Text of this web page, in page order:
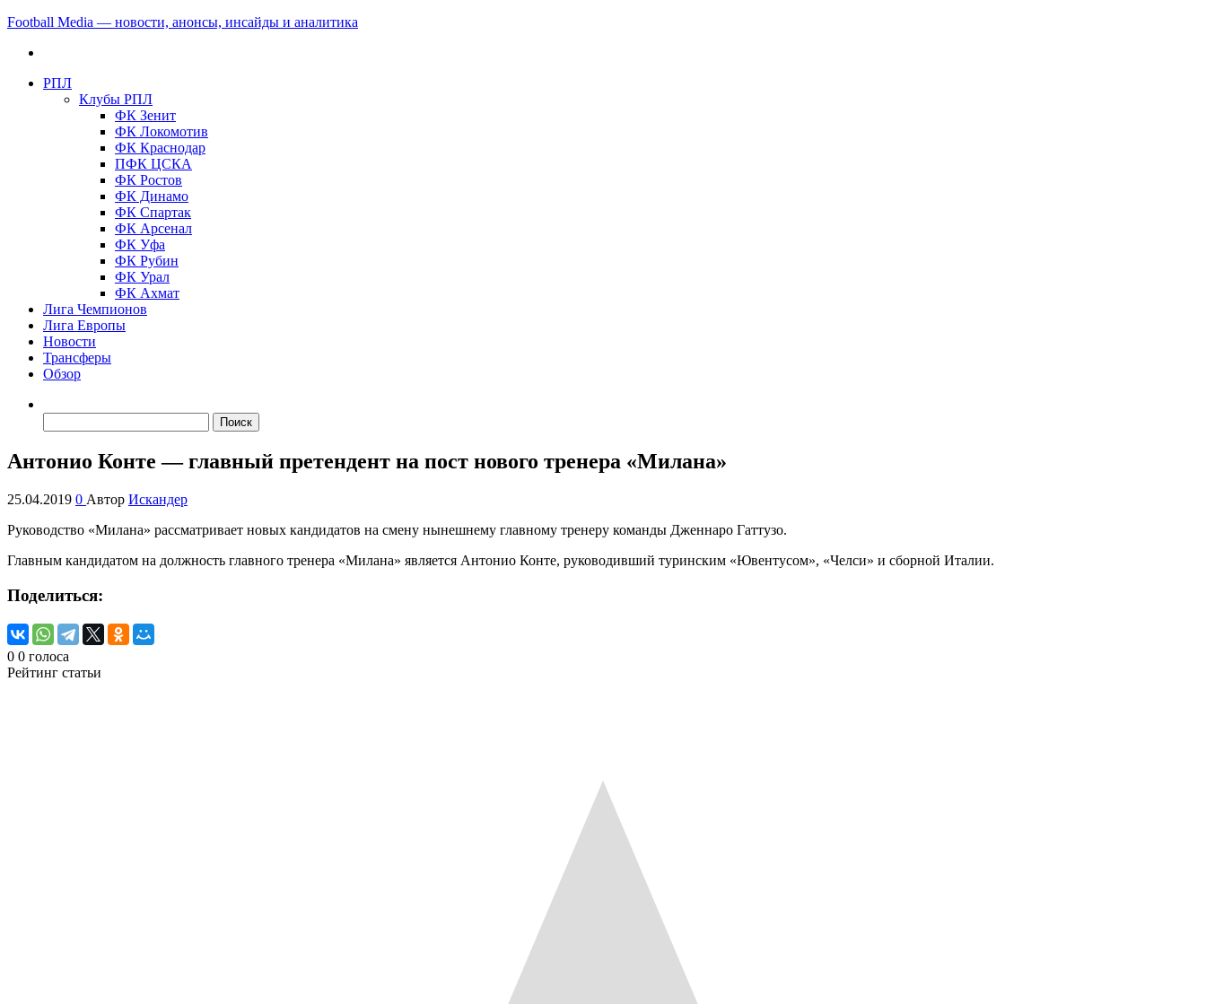
Football Media — новости, анонсы, инсайды и аналитика
РПЛ
Клубы РПЛ
ФК Зенит
ФК Локомотив
ФК Краснодар
ПФК ЦСКА
ФК Ростов
ФК Динамо
ФК Спартак
ФК Арсенал
ФК Уфа
ФК Рубин
ФК Урал
ФК Ахмат
Лига Чемпионов
Лига Европы
Новости
Трансферы
Обзор
Антонио Конте — главный претендент на пост нового тренера «Милана»
25.04.2019 0 Автор Искандер
Руководство «Милана» рассматривает новых кандидатов на смену нынешнему главному тренеру команды Дженнаро Гаттузо.
Главным кандидатом на должность главного тренера «Милана» является Антонио Конте, руководивший туринским «Ювентусом», «Челси» и сборной Италии.
Поделиться:
0 0 голоса
Рейтинг статьи